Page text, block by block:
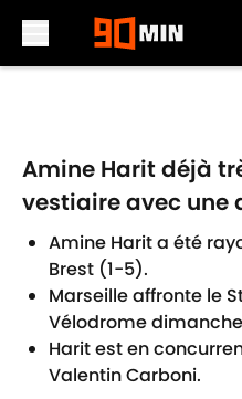
Amine Harit déjà
vestiaire avec une
Amine Harit a été
Brest (1-5).
Marseille affronte le
Vélodrome
Harit est en
Valentin Carboni.